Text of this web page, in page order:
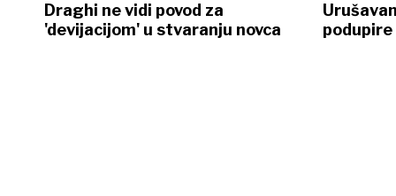
Draghi ne vidi povod za
'devijacijom' u stvaranju novca